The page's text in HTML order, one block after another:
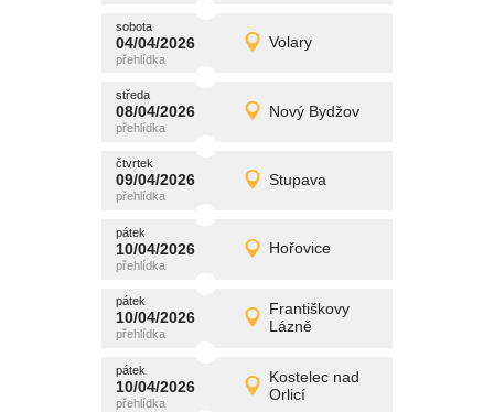
sobota
04/04/2026 Volary
sobota
04/04/2026 Detail
promítání
středa
08/04/2026 Nový Bydžov
středa
08/04/2026 Detail
promítání
čtvrtek
09/04/2026 Stupava
čtvrtek
09/04/2026 Detail
promítání
pátek
10/04/2026 Hořovice
pátek
10/04/2026 Detail
promítání
pátek
10/04/2026
Františkovy
Lázně
pátek
10/04/2026 Detail
promítání
pátek
10/04/2026
Kostelec nad
Orlicí
pátek
10/04/2026 Detail
promítání